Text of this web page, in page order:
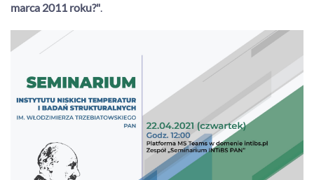
marca 2011 roku?".